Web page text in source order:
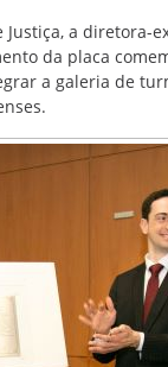
a diretora-
da placa
a galeria de